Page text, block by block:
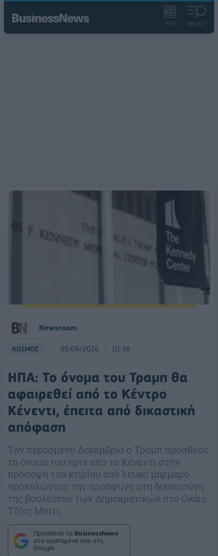
ΡΟΗ ΜΕΝΟΥ
Newsroom
ΚΟΣΜΟΣ 05/06/2026 10:38
ΗΠΑ: Το όνομα του Τραμπ θα
αφαιρεθεί από το Κέντρο
Κένεντι, έπειτα από δικαστική
απόφαση
Τον περασμένο Δεκέμβριο ο Τραμπ πρόσθεσε
το όνομά του πριν από το Κένεντι στην
πρόσοψη του κτιρίου από λευκό μάρμαρο
προκαλώντας την προσφυγή στη δικαιοσύνη
της βουλευτού των Δημοκρατικών στο Οχάιο
Τζόις Μπίτι,
Πρόσθεσε το BusinessNews
στα αγαπημένα σου στη
Google